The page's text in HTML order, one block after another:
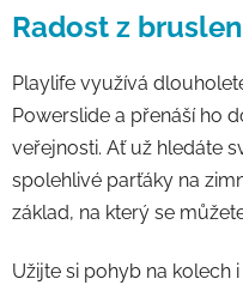
Radost z
Playlife využívá
Powerslide a přenáší ho
veřejnosti. Ať už hledáte
spolehlivé parťáky na
základ, na který se
Užijte si pohyb na kolech